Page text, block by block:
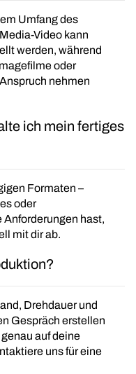
Umfang des
Video kann
werden, während
oder
nehmen
ich mein fertiges
Formaten –
oder
Anforderungen hast,
mit dir ab.
Drehdauer und
Gespräch erstellen
auf deine
uns für eine